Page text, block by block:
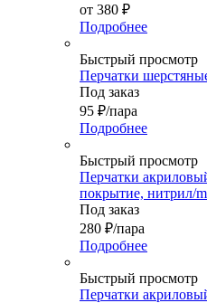
от 380 ₽
Подробнее
Быстрый просмотр
Перчатки
Под заказ
95 ₽/пара
Подробнее
Быстрый просмотр
Перчатки
покрытие, нитрил/
Под заказ
280 ₽/пара
Подробнее
Быстрый просмотр
Перчатки